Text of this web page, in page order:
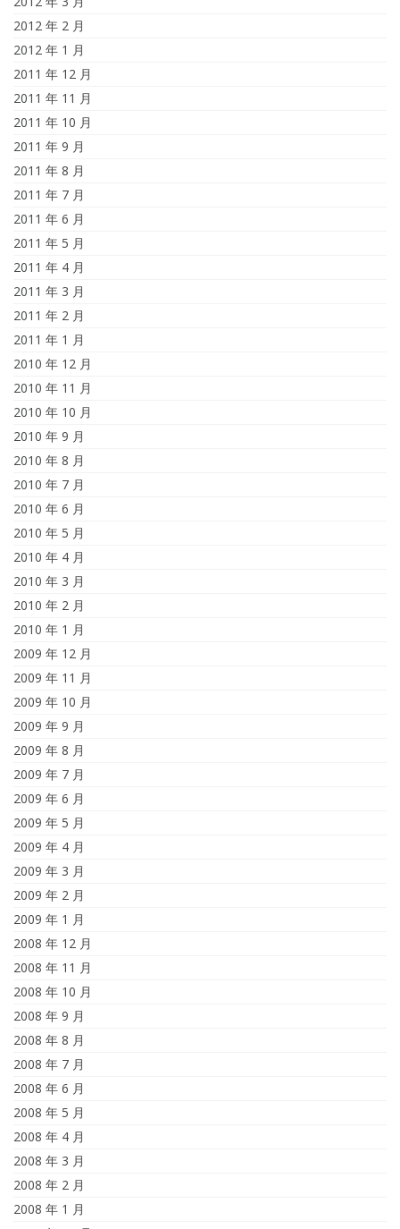
2012 年 2 月
2012 年 1 月
2011 年 12 月
2011 年 11 月
2011 年 10 月
2011 年 9 月
2011 年 8 月
2011 年 7 月
2011 年 6 月
2011 年 5 月
2011 年 4 月
2011 年 3 月
2011 年 2 月
2011 年 1 月
2010 年 12 月
2010 年 11 月
2010 年 10 月
2010 年 9 月
2010 年 8 月
2010 年 7 月
2010 年 6 月
2010 年 5 月
2010 年 4 月
2010 年 3 月
2010 年 2 月
2010 年 1 月
2009 年 12 月
2009 年 11 月
2009 年 10 月
2009 年 9 月
2009 年 8 月
2009 年 7 月
2009 年 6 月
2009 年 5 月
2009 年 4 月
2009 年 3 月
2009 年 2 月
2009 年 1 月
2008 年 12 月
2008 年 11 月
2008 年 10 月
2008 年 9 月
2008 年 8 月
2008 年 7 月
2008 年 6 月
2008 年 5 月
2008 年 4 月
2008 年 3 月
2008 年 2 月
2008 年 1 月